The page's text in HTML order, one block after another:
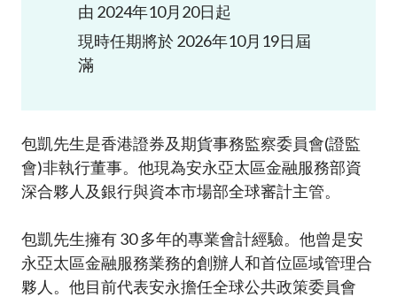
由 2024年10月20日起
現時任期將於 2026年10月19日屆
滿
包凱先生是香港證券及期貨事務監察委員會(證監
會)非執行董事。他現為安永亞太區金融服務部資
深合夥人及銀行與資本市場部全球審計主管。
包凱先生擁有 30 多年的專業會計經驗。他曾是安
永亞太區金融服務業務的創辦人和首位區域管理合
夥人。他目前代表安永擔任全球公共政策委員會